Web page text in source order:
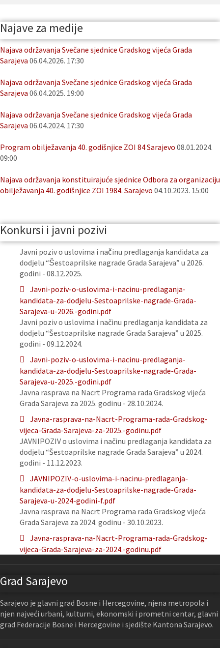
Najave za medije
Najava održavanja Svečane sjednice Gradskog vijeća Grada
Sarajeva 06.04.2026. 17:30
Najava održavanja Svečane sjednice Gradskog vijeća Grada
Sarajeva 06.04.2025. 19:00
Najava održavanja Svečane sjednice Gradskog vijeća Grada
Sarajeva 06.04.2024. 17:30
Program obilježavanja 40. godišnjice ZOI 84 Sarajevo 08.01.2024.
09:00
Najava održavanja konstituirajuće sjednice Odbora za organizaciju
obilježavanja 40. godišnjice ZOI 1984. Sarajevo 04.10.2023. 15:00
Konkursi i javni pozivi
Javni poziv o uslovima i načinu predlaganja kandidata za
dodjelu “Šestoaprilske nagrade Grada Sarajeva” u 2026.
godini - 08.12.2025.
Javni-poziv-o-uslovima-i-nacinu-predlaganja-
kandidata-za-dodjelu-Sestoaprilske-nagrade-Grada-
Sarajeva-u-2026.-godini.pdf
Javni poziv o uslovima i načinu predlaganja kandidata za
dodjelu “Šestoaprilske nagrade Grada Sarajeva” u 2025.
godini - 09.12.2024.
Javni-poziv-o-uslovima-i-nacinu-predlaganja-
kandidata-za-dodjelu-Sestoaprilske-nagrade-Grada-
Sarajeva-u-2025.-godini.pdf
Javna rasprava na Nacrt Programa rada Gradskog vijeća
Grada Sarajeva za 2025. godinu - 28.10.2024.
Javna-rasprava-na-Nacrt-Programa-rada-Gradskog-
vijeca-Grada-Sarajeva-za-2025.-godinu.pdf
JAVNIPOZIV o uslovima i načinu predlaganja kandidata za
dodjelu “Šestoaprilske nagrade Grada Sarajeva” u 2024.
godini - 11.12.2023.
JAVNIPOZIV-o-uslovima-i-nacinu-predlaganja-
kandidata-za-dodjelu-Sestoaprilske-nagrade-Grada-
Sarajeva-u-2024-godini-f.pdf
Javna rasprava na Nacrt Programa rada Gradskog vijeća
Grada Sarajeva za 2024. godinu - 30.10.2023.
Javna-rasprava-na-Nacrt-Programa-rada-Gradskog-
vijeca-Grada-Sarajeva-za-2024.-godinu.pdf
Grad Sarajevo
Sarajevo je glavni grad Bosne i Hercegovine, njena metropola i
njen najveći urbani, kulturni, ekonomski i prometni centar, glavni
grad Federacije Bosne i Hercegovine i sjedište Kantona Sarajevo.